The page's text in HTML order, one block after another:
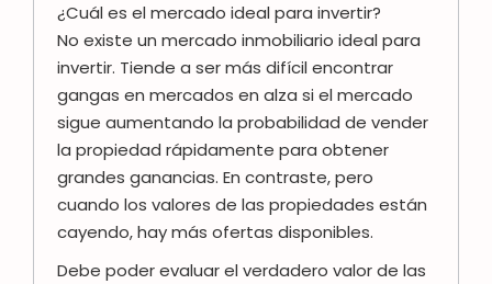
¿Cuál es el mercado ideal para invertir?
No existe un mercado inmobiliario ideal para
invertir. Tiende a ser más difícil encontrar
gangas en mercados en alza si el mercado
sigue aumentando la probabilidad de vender
la propiedad rápidamente para obtener
grandes ganancias. En contraste, pero
cuando los valores de las propiedades están
cayendo, hay más ofertas disponibles.
Debe poder evaluar el verdadero valor de las